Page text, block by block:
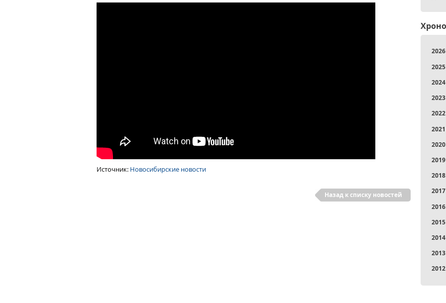
Источник: Новосибирские новости
Назад к списку новостей
2026
2025
2024
2023
2022
2021
2020
2019
2018
2017
2016
2015
2014
2013
2012